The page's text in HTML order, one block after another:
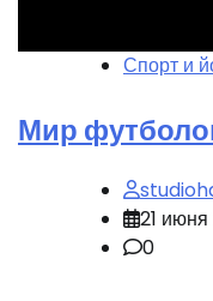
Спорт и
Мир
21
0